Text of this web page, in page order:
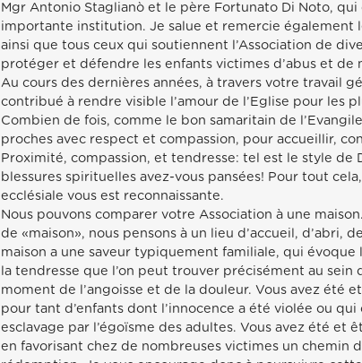
Mgr Antonio Staglianò et le père Fortunato Di Noto,
importante institution. Je salue et remercie également
ainsi que tous ceux qui soutiennent l’Association de
protéger et défendre les enfants victimes d’abus et de
Au cours des dernières années, à travers votre travail
contribué à rendre visible l’amour de l’Eglise pour les
Combien de fois, comme le bon samaritain de
proches avec respect et compassion, pour accueillir,
Proximité, compassion, et tendresse: tel est le style de
blessures spirituelles avez-vous pansées! Pour tout
ecclésiale vous est reconnaissante.
Nous pouvons comparer votre Association à une
de «maison», nous pensons à un lieu d’accueil, d’abri,
maison a une saveur typiquement familiale, qui évoque
la tendresse que l’on peut trouver précisément au sein
moment de l’angoisse et de la douleur. Vous avez été
pour tant d’enfants dont l’innocence a été violée ou
esclavage par l’égoïsme des adultes. Vous avez été et
en favorisant chez de nombreuses victimes un chemin